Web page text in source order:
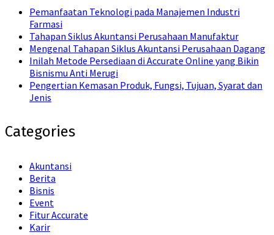
Pemanfaatan Teknologi pada Manajemen Industri
Farmasi
Tahapan Siklus Akuntansi Perusahaan Manufaktur
Mengenal Tahapan Siklus Akuntansi Perusahaan Dagang
Inilah Metode Persediaan di Accurate Online yang Bikin
Bisnismu Anti Merugi
Pengertian Kemasan Produk, Fungsi, Tujuan, Syarat dan
Jenis
Categories
Akuntansi
Berita
Bisnis
Event
Fitur Accurate
Karir